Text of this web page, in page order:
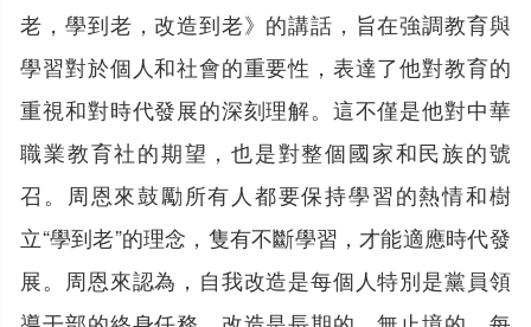
老，學到老，改造到老》的講話，旨在強調教育與
學習對於個人和社會的重要性，表達了他對教育的
重視和對時代發展的深刻理解。這不僅是他對中華
職業教育社的期望，也是對整個國家和民族的號
召。周恩來鼓勵所有人都要保持學習的熱情和樹
立“學到老”的理念，隻有不斷學習，才能適應時代發
展。周恩來認為，自我改造是每個人特別是黨員領